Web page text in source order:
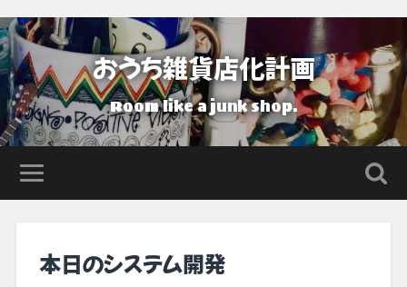
おうち雑貨店化計画
Room like a junk shop.
本日のシステム開発